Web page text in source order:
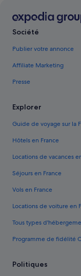
Société
Publier votre annonce
Affiliate Marketing
Presse
Explorer
Guide de voyage sur la
Hôtels en France
Locations de vacances
Séjours en France
Vols en France
Locations de voiture en
Tous types
Programme de fidélité
Politiques